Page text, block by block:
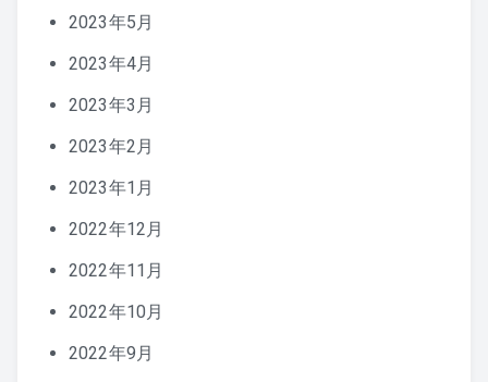
2023年5月
2023年4月
2023年3月
2023年2月
2023年1月
2022年12月
2022年11月
2022年10月
2022年9月